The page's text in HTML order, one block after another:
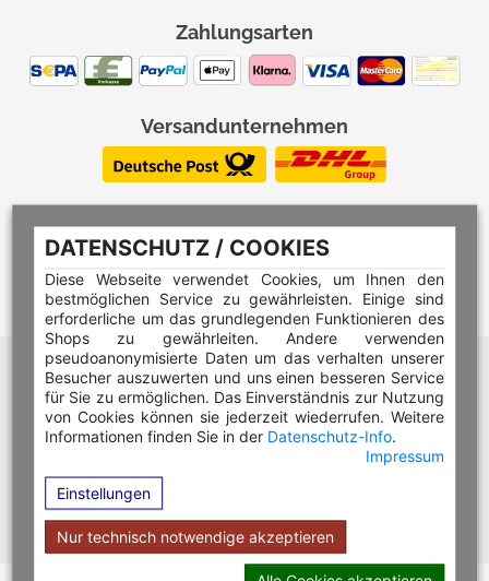
DATENSCHUTZ / COOKIES
Diese Webseite verwendet Cookies, um Ihnen den
bestmöglichen Service zu gewährleisten. Einige sind
erforderliche um das grundlegenden Funktionieren des
Shops zu gewährleiten. Andere verwenden
pseudoanonymisierte Daten um das verhalten unserer
Besucher auszuwerten und uns einen besseren Service
für Sie zu ermöglichen. Das Einverständnis zur Nutzung
von Cookies können sie jederzeit wiederrufen. Weitere
Informationen finden Sie in der Datenschutz-Info.
Impressum
Einstellungen
Nur technisch notwendige akzeptieren
Zahlungsarten
Versandunternehmen
Hilfe Editor
Hilfe Multicolorstempel
Hilfe Rundstempel
Hilfe Stempelkissen wechseln
Hilfe Stempelplatte wechseln